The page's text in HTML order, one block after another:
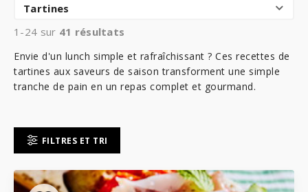
Tartines
1-24 sur 41 résultats
Envie d'un lunch simple et rafraîchissant ? Ces recettes de
tartines aux saveurs de saison transforment une simple
tranche de pain en un repas complet et gourmand.
FILTRES ET TRI